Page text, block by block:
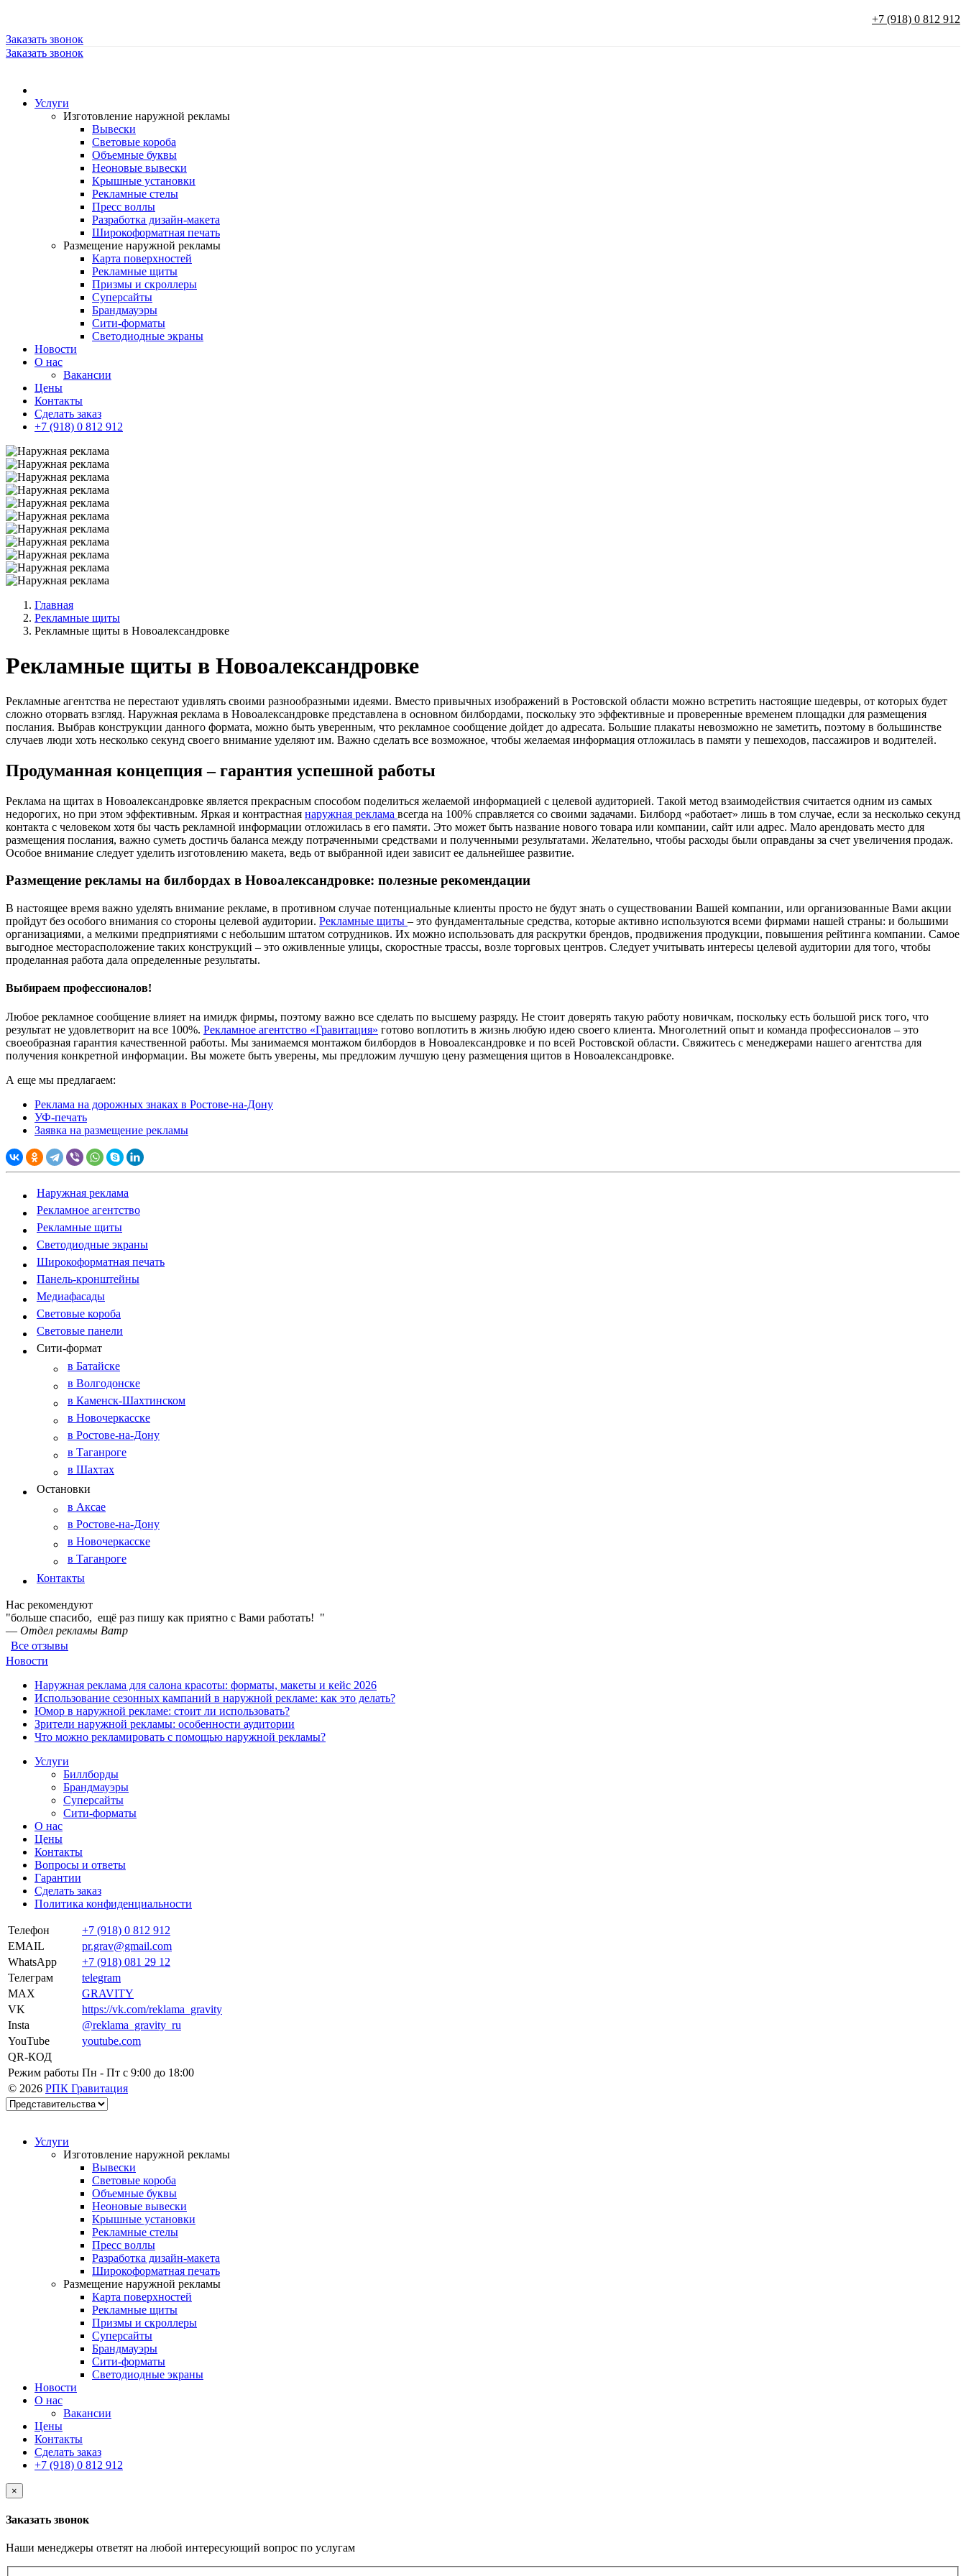
+7 (918) 0 812 912
Заказать звонок
Заказать звонок
Услуги
Изготовление наружной рекламы
Вывески
Световые короба
Объемные буквы
Неоновые вывески
Крышные установки
Рекламные стелы
Пресс воллы
Разработка дизайн-макета
Широкоформатная печать
Размещение наружной рекламы
Карта поверхностей
Рекламные щиты
Призмы и скроллеры
Суперсайты
Брандмауэры
Сити-форматы
Светодиодные экраны
Новости
О нас
Вакансии
Цены
Контакты
Сделать заказ
+7 (918) 0 812 912
Главная
Рекламные щиты
Рекламные щиты в Новоалександровке
Рекламные щиты в Новоалександровке
Рекламные агентства не перестают удивлять своими разнообразными идеями. Вместо привычных изображений в Ростовской области можно встретить настоящие шедевры, от которых будет
сложно оторвать взгляд. Наружная реклама в Новоалександровке представлена в основном билбордами, поскольку это эффективные и проверенные временем площадки для размещения
послания. Выбрав конструкции данного формата, можно быть уверенным, что рекламное сообщение дойдет до адресата. Большие плакаты невозможно не заметить, поэтому в большинстве
случаев люди хоть несколько секунд своего внимание уделяют им. Важно сделать все возможное, чтобы желаемая информация отложилась в памяти у пешеходов, пассажиров и водителей.
Продуманная концепция – гарантия успешной работы
Реклама на щитах в Новоалександровке является прекрасным способом поделиться желаемой информацией с целевой аудиторией. Такой метод взаимодействия считается одним из самых
недорогих, но при этом эффективным. Яркая и контрастная наружная реклама всегда на 100% справляется со своими задачами. Билборд «работает» лишь в том случае, если за несколько секунд
контакта с человеком хотя бы часть рекламной информации отложилась в его памяти. Это может быть название нового товара или компании, сайт или адрес. Мало арендовать место для
размещения послания, важно суметь достичь баланса между потраченными средствами и полученными результатами. Желательно, чтобы расходы были оправданы за счет увеличения продаж.
Особое внимание следует уделить изготовлению макета, ведь от выбранной идеи зависит ее дальнейшее развитие.
Размещение рекламы на билбордах в Новоалександровке: полезные рекомендации
В настоящее время важно уделять внимание рекламе, в противном случае потенциальные клиенты просто не будут знать о существовании Вашей компании, или организованные Вами акции
пройдут без особого внимания со стороны целевой аудитории. Рекламные щиты – это фундаментальные средства, которые активно используются всеми фирмами нашей страны: и большими
организациями, а мелкими предприятиями с небольшим штатом сотрудников. Их можно использовать для раскрутки брендов, продвижения продукции, повышения рейтинга компании. Самое
выгодное месторасположение таких конструкций – это оживленные улицы, скоростные трассы, возле торговых центров. Следует учитывать интересы целевой аудитории для того, чтобы
проделанная работа дала определенные результаты.
Выбираем профессионалов!
Любое рекламное сообщение влияет на имидж фирмы, поэтому важно все сделать по высшему разряду. Не стоит доверять такую работу новичкам, поскольку есть большой риск того, что
результат не удовлетворит на все 100%. Рекламное агентство «Гравитация» готово воплотить в жизнь любую идею своего клиента. Многолетний опыт и команда профессионалов – это
своеобразная гарантия качественной работы. Мы занимаемся монтажом билбордов в Новоалександровке и по всей Ростовской области. Свяжитесь с менеджерами нашего агентства для
получения конкретной информации. Вы можете быть уверены, мы предложим лучшую цену размещения щитов в Новоалександровке.
А еще мы предлагаем:
Реклама на дорожных знаках в Ростове-на-Дону
УФ-печать
Заявка на размещение рекламы
Наружная реклама
Рекламное агентство
Рекламные щиты
Светодиодные экраны
Широкоформатная печать
Панель-кронштейны
Медиафасады
Световые короба
Световые панели
Сити-формат
в Батайске
в Волгодонске
в Каменск-Шахтинском
в Новочеркасске
в Ростове-на-Дону
в Таганроге
в Шахтах
Остановки
в Аксае
в Ростове-на-Дону
в Новочеркасске
в Таганроге
Контакты
Нас рекомендуют
"больше спасибо, ещё раз пишу как приятно с Вами работать! "
— Отдел рекламы Ватр
Все отзывы
Новости
Наружная реклама для салона красоты: форматы, макеты и кейс 2026
Использование сезонных кампаний в наружной рекламе: как это делать?
Юмор в наружной рекламе: стоит ли использовать?
Зрители наружной рекламы: особенности аудитории
Что можно рекламировать с помощью наружной рекламы?
Услуги
Биллборды
Брандмауэры
Суперсайты
Сити-форматы
О нас
Цены
Контакты
Вопросы и ответы
Гарантии
Сделать заказ
Политика конфиденциальности
Телефон
+7 (918) 0 812 912
EMAIL
pr.grav@gmail.com
WhatsApp
+7 (918) 081 29 12
Телеграм
telegram
MAX
GRAVITY
VK
https://vk.com/reklama_gravity
Insta
@reklama_gravity_ru
YouTube
youtube.com
QR-КОД
Режим работы Пн - Пт c 9:00 до 18:00
© 2026 РПК Гравитация
Услуги
Изготовление наружной рекламы
Вывески
Световые короба
Объемные буквы
Неоновые вывески
Крышные установки
Рекламные стелы
Пресс воллы
Разработка дизайн-макета
Широкоформатная печать
Размещение наружной рекламы
Карта поверхностей
Рекламные щиты
Призмы и скроллеры
Суперсайты
Брандмауэры
Сити-форматы
Светодиодные экраны
Новости
О нас
Вакансии
Цены
Контакты
Сделать заказ
+7 (918) 0 812 912
×
Заказать звонок
Наши менеджеры ответят на любой интересующий вопрос по услугам